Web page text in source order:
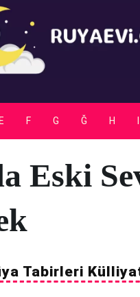
E F G Ğ H
Eski
Tabirleri